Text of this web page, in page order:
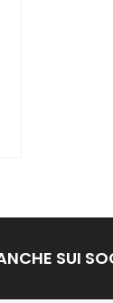
SUI